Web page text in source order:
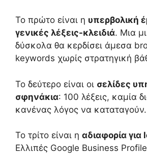
Το πρώτο είναι η υπερβολική
γενικές λέξεις-κλειδιά. Μια
δύσκολα θα κερδίσει άμεσα
keywords χωρίς στρατηγική
Το δεύτερο είναι οι σελίδες
σφηνάκια: 100 λέξεις, καμία
κανένας λόγος να καταταγούν.
Το τρίτο είναι η αδιαφορία για
Ελλιπές Google Business